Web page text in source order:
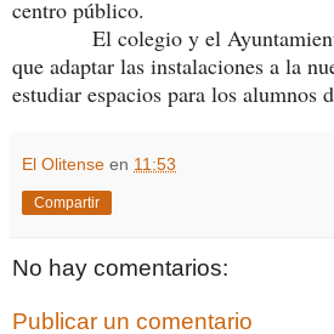
centro público.
El colegio y el Ayuntamiento,
que adaptar las instalaciones a la
estudiar espacios para los alumnos
El Olitense en 11:53
Compartir
No hay comentarios:
Publicar un comentario